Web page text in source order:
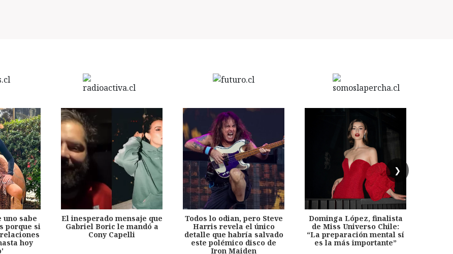
❯
uno sabe
porque si
hoy
El inesperado mensaje que
Gabriel Boric le mandó a
Cony Capelli
Todos lo odian, pero Steve
Harris revela el único
detalle que habría salvado
este polémico disco de
Iron Maiden
Dominga López, finalista
de Miss Universo Chile:
“La preparación mental sí
es la más importante”